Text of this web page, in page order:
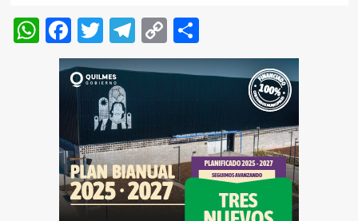
WhatsApp
Facebook
Twitter
Telegram
Copy
Link
Compartir